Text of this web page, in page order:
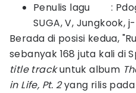
Penulis lagu :
SUGA, V, Jungkook,
Berada di posisi kedua,
sebanyak 168 juta kali di
title trackuntuk album
in Life, Pt. 2yang rilis